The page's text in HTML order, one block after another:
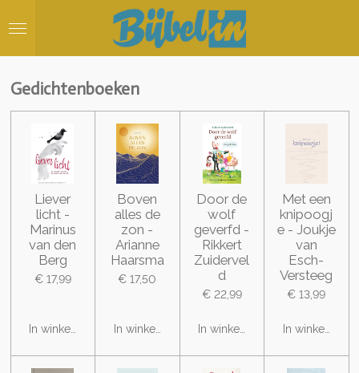
direct
hoofdinhoud
Gedichtenboeken
Liever
licht -
Marinus
van den
Berg
€ 17,99
In winkelwagen
Boven
alles de
zon -
Arianne
Haarsma
€ 17,50
In winkelwagen
Door de
wolf
geverfd -
Rikkert
Zuidervel
d
€ 22,99
In winkelwagen
Met een
knipoogj
e - Joukje
van
Esch-
Versteeg
€ 13,99
In